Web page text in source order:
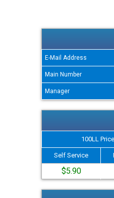
E-Mail Address
Main Number
Manager
100LL
Self Service
$5.90